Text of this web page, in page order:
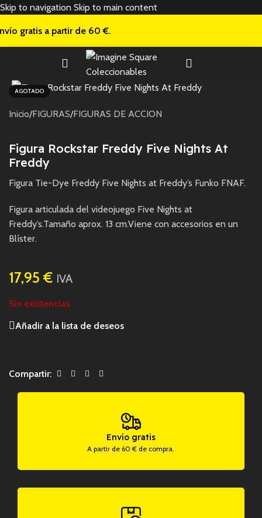
Skip to navigation Skip to main content
gratis a partir de 60 €.
AGOTADO
Inicio/FIGURAS/FIGURAS DE ACCION
Figura Rockstar Freddy Five Nights At
Freddy
Figura Tie-Dye Freddy Five Nights at Freddy’s Funko FNAF.
Figura articulada del videojuego Five Nights at
Freddy’s.Tamaño aprox. 13 cm.Viene con accesorios en un
Blíster.
17,95 € IVA
Sin existencias
Añadir a la lista de deseos
Compartir:
Envío gratis
A partir de 60 € de compra.